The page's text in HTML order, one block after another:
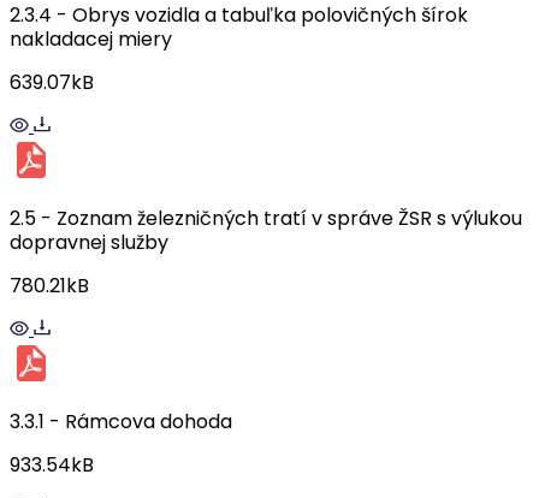
2.3.4 - Obrys vozidla a tabuľka polovičných šírok
nakladacej miery
639.07kB
2.5 - Zoznam železničných tratí v správe ŽSR s výlukou
dopravnej služby
780.21kB
3.3.1 - Rámcova dohoda
933.54kB